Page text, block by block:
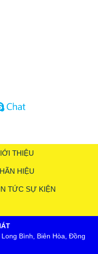
THIỆU
HIỆU
TỨC SỰ KIỆN
Bình, Biên Hòa, Đồng